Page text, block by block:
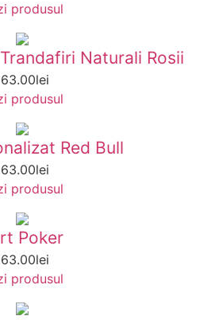
produsul
Naturali Rosii
lei
produsul
Red Bull
lei
produsul
Poker
lei
produsul